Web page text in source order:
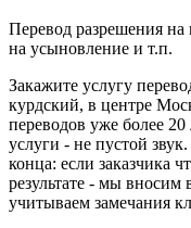
Перевод разрешения на
на усыновление и т.п.
Закажите услугу
курдский, в центре
переводов уже более
услуги - не пустой
конца: если заказчика
результате - мы вносим
учитываем замечания